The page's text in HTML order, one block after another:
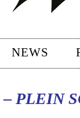
NEWS
PLEIN